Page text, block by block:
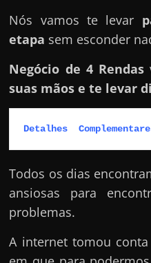
n
e
t
?
M
o
m
o
?
🤔
Nós vamos te levar
etapa sem esconder
Negócio de 4 Rendas
suas mãos e te levar
Detalhes
Todos os dias
ansiosas para
problemas.
A internet tomou